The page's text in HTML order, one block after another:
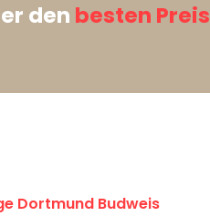
den besten Preis
Dortmund Budweis